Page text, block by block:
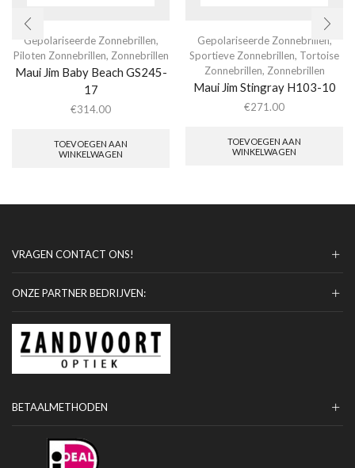
Gepolariseerde Zonnebrillen,
Piloten Zonnebrillen, Zonnebrillen
Maui Jim Baby Beach GS245-
17
€314.00
TOEVOEGEN AAN
WINKELWAGEN
Gepolariseerde Zonnebrillen,
Sportieve Zonnebrillen, Tortoise
Zonnebrillen, Zonnebrillen
Maui Jim Stingray H103-10
€271.00
TOEVOEGEN AAN
WINKELWAGEN
VRAGEN CONTACT ONS!
ONZE PARTNER BEDRIJVEN:
BETAALMETHODEN